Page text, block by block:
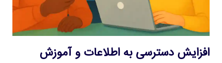
افزایش دسترسی به اطلاعات و آموزش